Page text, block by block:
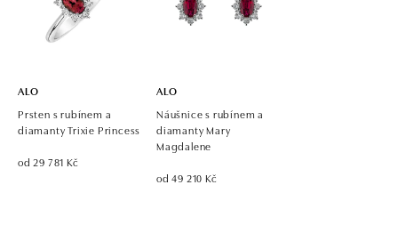
Pribinova 8, 811 09 Bratislava
tel.: +421 917 090 700, +421 918 777 670
ALO
Prsten s rubínem a
diamanty Trixie Princess
od 29 781 Kč
ALO
Náušnice s rubínem a
diamanty Mary
Magdalene
od 49 210 Kč